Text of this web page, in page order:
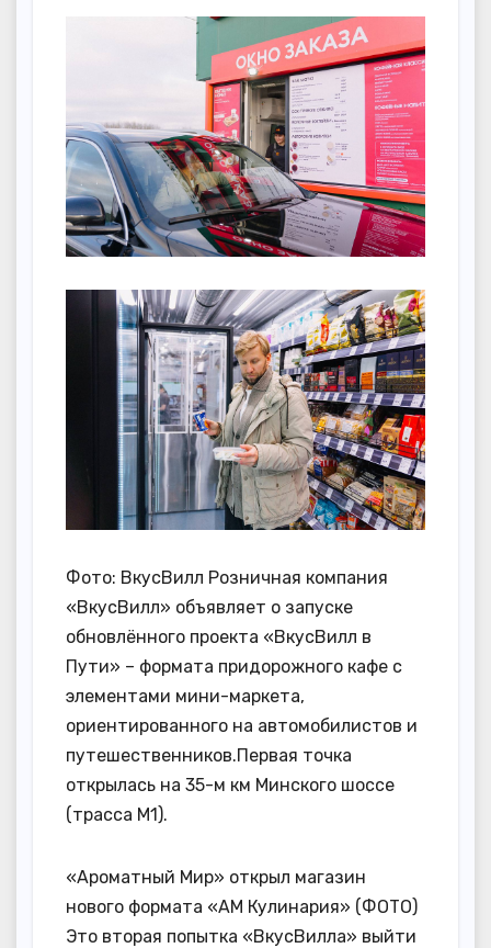
Фото: ВкусВилл Розничная компания
«ВкусВилл» объявляет о запуске
обновлённого проекта «ВкусВилл в
Пути» – формата придорожного кафе с
элементами мини-маркета,
ориентированного на автомобилистов и
путешественников.Первая точка
открылась на 35-м км Минского шоссе
(трасса М1).
«Ароматный Мир» открыл магазин
нового формата «АМ Кулинария» (ФОТО)
Это вторая попытка «ВкусВилла» выйти